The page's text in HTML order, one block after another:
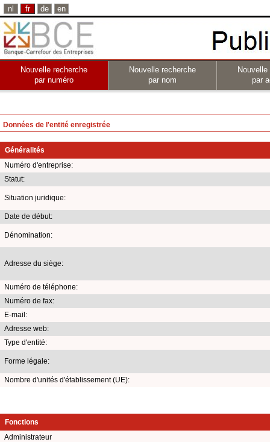
nl fr de en
Nouvelle recherche
par numéro
Nouvelle recherche
par nom
par
Données de l'entité enregistrée
Généralités
Numéro d'entreprise:
Statut:
Situation juridique:
Date de début:
Dénomination:
Adresse du siège:
Numéro de téléphone:
Numéro de fax:
E-mail:
Adresse web:
Type d'entité:
Forme légale:
Nombre d'unités d'établissement (UE):
Fonctions
Administrateur